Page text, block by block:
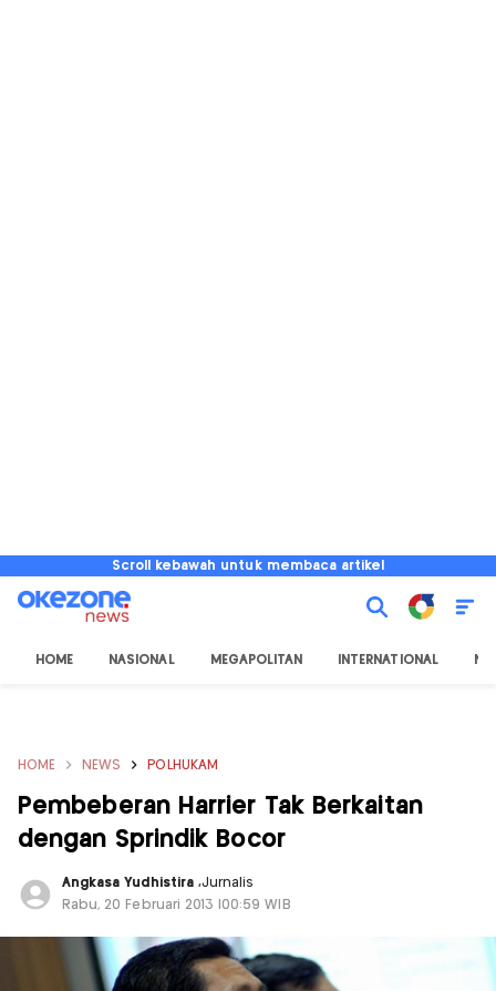
Scroll kebawah untuk membaca artikel
HOME NASIONAL MEGAPOLITAN INTERNATIONAL
HOME NEWS POLHUKAM
Pembeberan Harrier Tak Berkaitan
dengan Sprindik Bocor
Angkasa Yudhistira ,Jurnalis
Rabu, 20 Februari 2013 |00:59 WIB